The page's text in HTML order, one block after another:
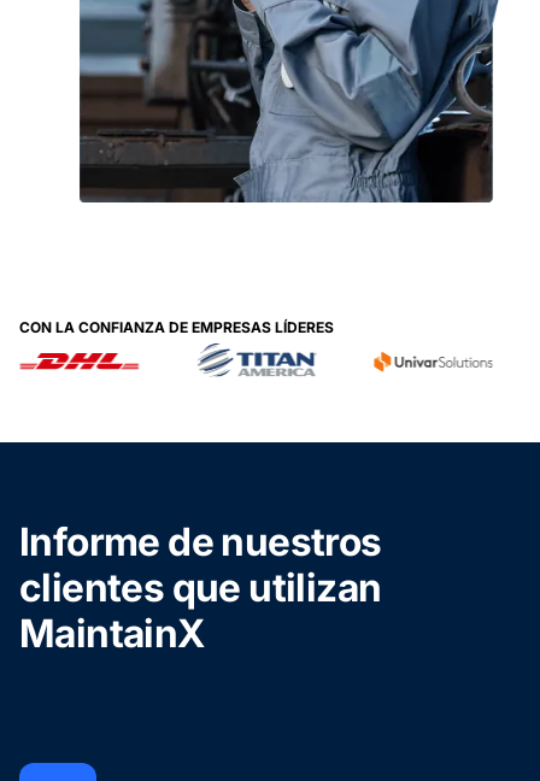
CON LA CONFIANZA DE EMPRESAS LÍDERES
Informe de nuestros
clientes que utilizan
MaintainX